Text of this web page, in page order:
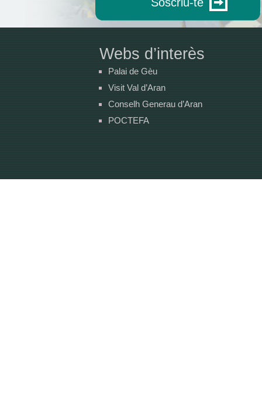
Webs d’interès
Palai de Gèu
Visit Val d’Aran
Conselh Generau d’Aran
POCTEFA